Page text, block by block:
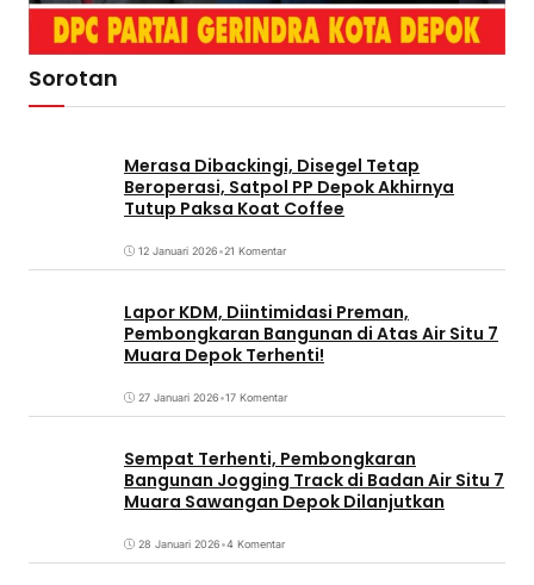
Sorotan
Merasa Dibackingi, Disegel Tetap
Beroperasi, Satpol PP Depok Akhirnya
Tutup Paksa Koat Coffee
12 Januari 2026•21 Komentar
Lapor KDM, Diintimidasi Preman,
Pembongkaran Bangunan di Atas Air Situ 7
Muara Depok Terhenti!
27 Januari 2026•17 Komentar
Sempat Terhenti, Pembongkaran
Bangunan Jogging Track di Badan Air Situ 7
Muara Sawangan Depok Dilanjutkan
28 Januari 2026•4 Komentar